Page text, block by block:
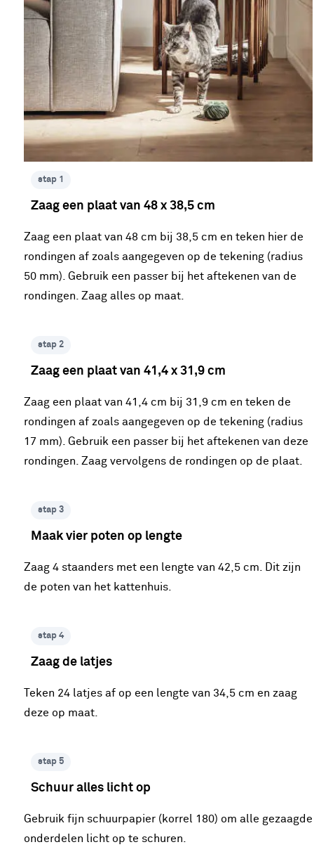
stap 1
Zaag een plaat van 48 x 38,5 cm
Zaag een plaat van 48 cm bij 38,5 cm en teken hier de
rondingen af zoals aangegeven op de tekening (radius
50 mm). Gebruik een passer bij het aftekenen van de
rondingen. Zaag alles op maat.
stap 2
Zaag een plaat van 41,4 x 31,9 cm
Zaag een plaat van 41,4 cm bij 31,9 cm en teken de
rondingen af zoals aangegeven op de tekening (radius
17 mm). Gebruik een passer bij het aftekenen van deze
rondingen. Zaag vervolgens de rondingen op de plaat.
stap 3
Maak vier poten op lengte
Zaag 4 staanders met een lengte van 42,5 cm. Dit zijn
de poten van het kattenhuis.
stap 4
Zaag de latjes
Teken 24 latjes af op een lengte van 34,5 cm en zaag
deze op maat.
stap 5
Schuur alles licht op
Gebruik fijn schuurpapier (korrel 180) om alle gezaagde
onderdelen licht op te schuren.